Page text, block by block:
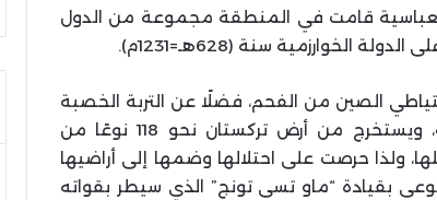
قامت في المنطقة مجموعة من الدول
سنة (628هـ=1231م).
الصين من الفحم، فضلًا عن التربة الخصبة
والأراضي الزراعية الوفيرة والإمكانيات المائية الهائلة، ويستخرج من أرض تركستان نحو 118 نوعًا من
بأكملها، ولذا حرصت على احتلالها وضمها إلى أراضيها
بقيادة “ماو تسي تونج” الذي سيطر بقواته